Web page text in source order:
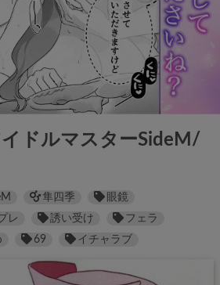
ドルマスターSideM/
隼四季
眼鏡
レ 誘い受け
フェラ
69 イチャラブ